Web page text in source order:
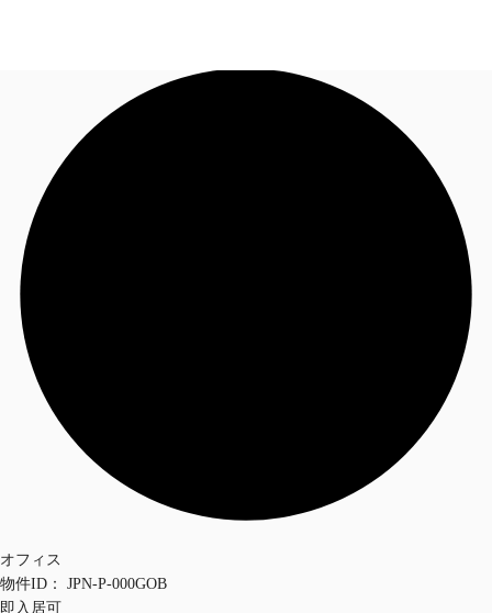
オフィス・事務所
倉庫・物流センター
お電話
オフィス
物件ID：
JPN-P-000GOB
即入居可